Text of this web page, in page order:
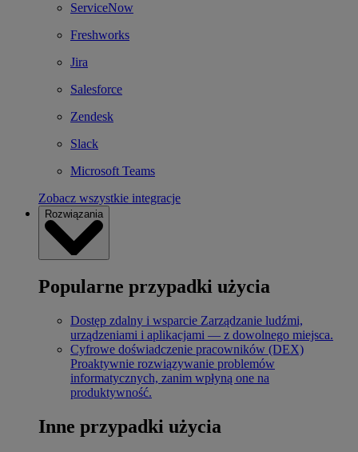
ServiceNow
Freshworks
Jira
Salesforce
Zendesk
Slack
Microsoft Teams
Zobacz wszystkie integracje
Rozwiązania
Popularne przypadki użycia
Dostęp zdalny i wsparcie Zarządzanie ludźmi,
urządzeniami i aplikacjami — z dowolnego miejsca.
Cyfrowe doświadczenie pracowników (DEX)
Proaktywnie rozwiązywanie problemów
informatycznych, zanim wpłyną one na
produktywność.
Inne przypadki użycia